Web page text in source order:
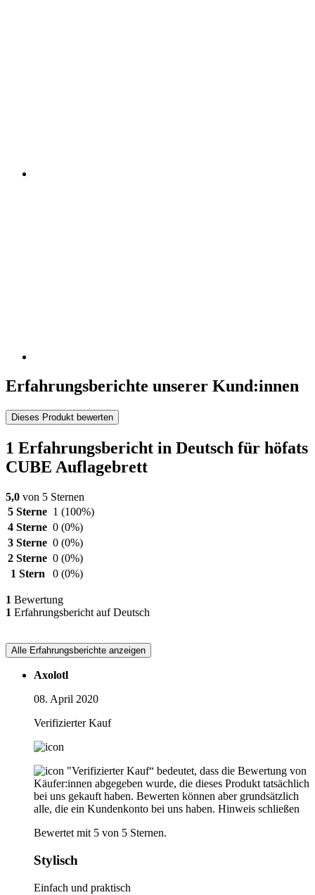
Erfahrungsberichte unserer Kund:innen
Dieses Produkt bewerten
1 Erfahrungsbericht in Deutsch für höfats
CUBE Auflagebrett
5,0 von 5 Sternen
5 Sterne 1 (100%)
4 Sterne 0 (0%)
3 Sterne 0 (0%)
2 Sterne 0 (0%)
1 Stern
0 (0%)
1 Bewertung
1 Erfahrungsbericht auf Deutsch
Alle Erfahrungsberichte anzeigen
Axolotl
08. April 2020
Verifizierter Kauf
"Verifizierter Kauf“ bedeutet, dass die Bewertung von
Käufer:innen abgegeben wurde, die dieses Produkt tatsächlich
bei uns gekauft haben. Bewerten können aber grundsätzlich
alle, die ein Kundenkonto bei uns haben. Hinweis schließen
Bewertet mit 5 von 5 Sternen.
Stylisch
Einfach und praktisch